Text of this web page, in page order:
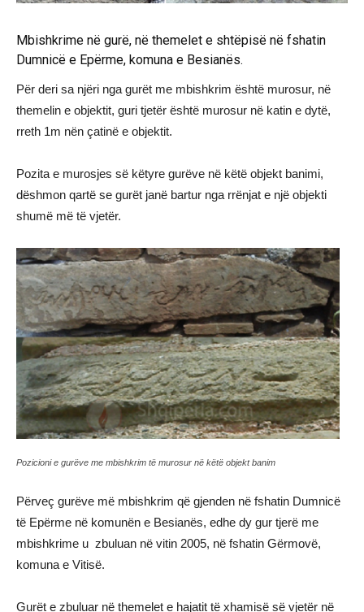
Mbishkrime në gurë, në themelet e shtëpisë në fshatin
Dumnicë e Epërme, komuna e Besianës.
Për deri sa njëri nga gurët me mbishkrim është murosur, në
themelin e objektit, guri tjetër është murosur në katin e dytë,
rreth 1m nën çatinë e objektit.
Pozita e murosjes së këtyre gurëve në këtë objekt banimi,
dëshmon qartë se gurët janë bartur nga rrënjat e një objekti
shumë më të vjetër.
Pozicioni e gurëve me mbishkrim të murosur në këtë objekt banim
Përveç gurëve më mbishkrim që gjenden në fshatin Dumnicë
të Epërme në komunën e Besianës, edhe dy gur tjerë me
mbishkrime u zbuluan në vitin 2005, në fshatin Gërmovë,
komuna e Vitisë.
Gurët e zbuluar në themelet e hajatit të xhamisë së vjetër në